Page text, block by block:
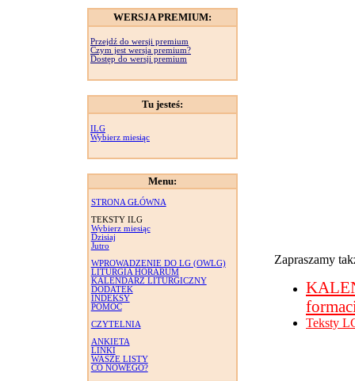
WERSJA PREMIUM:
Przejdź do wersji premium
Czym jest wersja premium?
Dostęp do wersji premium
Tu jesteś:
ILG
Wybierz miesiąc
Menu:
STRONA GŁÓWNA
TEKSTY ILG
Wybierz miesiąc
Dzisiaj
Jutro
WPROWADZENIE DO LG (OWLG)
LITURGIA HORARUM
KALENDARZ LITURGICZNY
DODATEK
INDEKSY
POMOC
CZYTELNIA
ANKIETA
LINKI
WASZE LISTY
CO NOWEGO?
Zapraszamy
Teksty